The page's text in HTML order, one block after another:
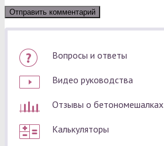
Вопросы и ответы
Видео руководства
Отзывы о бетономешалках
Калькуляторы